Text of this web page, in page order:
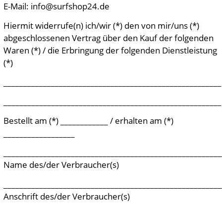
E-Mail: info@surfshop24.de
Hiermit widerrufe(n) ich/wir (*) den von mir/uns (*)
abgeschlossenen Vertrag über den Kauf der folgenden
Waren (*) / die Erbringung der folgenden Dienstleistung
(*)
Bestellt am (*) ____________ / erhalten am (*)
Name des/der Verbraucher(s)
Anschrift des/der Verbraucher(s)